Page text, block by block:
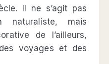
Il ne s’agit pas
naturaliste, mais
de l’ailleurs,
voyages et des